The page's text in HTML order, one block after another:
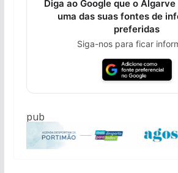
Diga ao Google que o
uma das suas fontes de
preferidas
Siga-nos para ficar
pub